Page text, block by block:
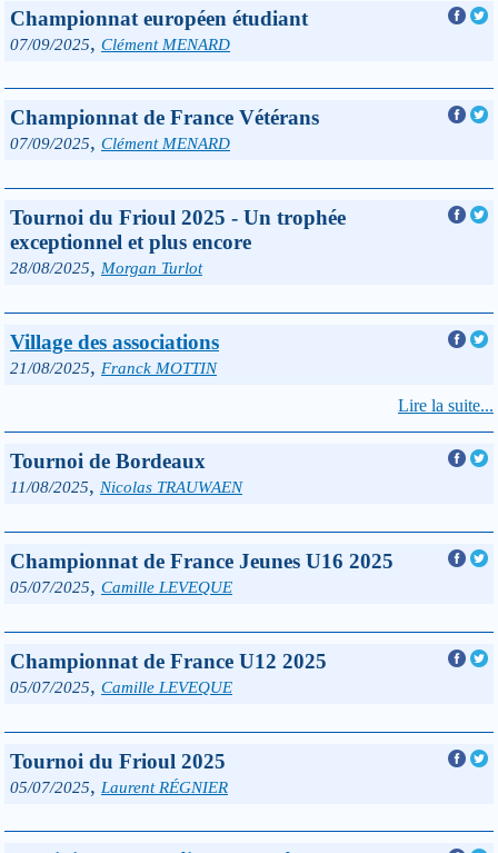
Championnat européen étudiant
07/09/2025, Clément MENARD
Championnat de France Vétérans
07/09/2025, Clément MENARD
Tournoi du Frioul 2025 - Un trophée
exceptionnel et plus encore
28/08/2025, Morgan Turlot
Village des associations
21/08/2025, Franck MOTTIN
Lire la suite...
Tournoi de Bordeaux
11/08/2025, Nicolas TRAUWAEN
Championnat de France Jeunes U16 2025
05/07/2025, Camille LEVEQUE
Championnat de France U12 2025
05/07/2025, Camille LEVEQUE
Tournoi du Frioul 2025
05/07/2025, Laurent RÉGNIER